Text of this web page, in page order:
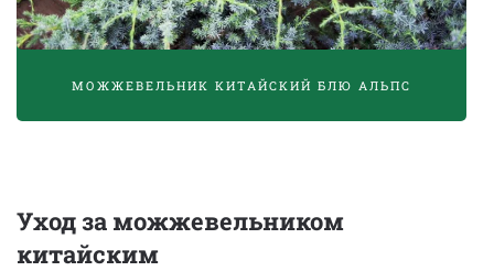
МОЖЖЕВЕЛЬНИК КИТАЙСКИЙ БЛЮ АЛЬПС
Уход за можжевельником
китайским